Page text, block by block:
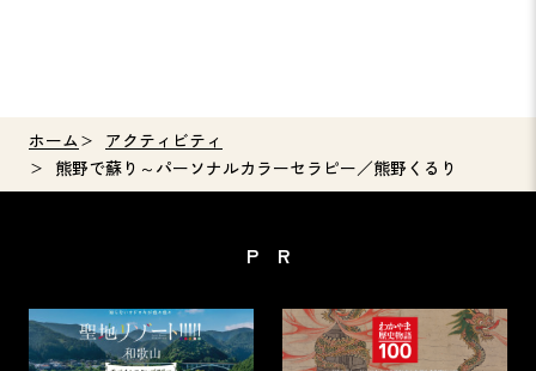
ホーム
アクティビティ
熊野で蘇り～パーソナルカラーセラピー／熊野くるり
PR